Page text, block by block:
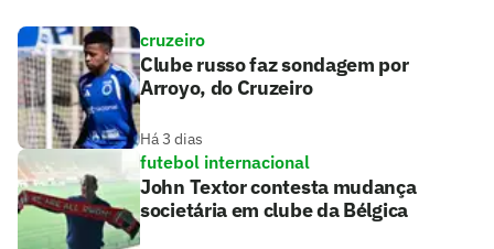
cruzeiro
Clube russo faz sondagem por
Arroyo, do Cruzeiro
Há 3 dias
futebol internacional
John Textor contesta mudança
societária em clube da Bélgica